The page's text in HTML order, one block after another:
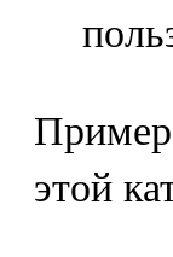
Пример
этой